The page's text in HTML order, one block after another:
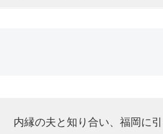
内縁の夫と知り合い、福岡に引